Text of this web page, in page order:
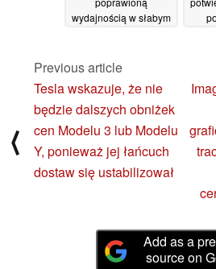
wydajnością w słabym
⟨
Previous article
Tesla wskazuje, że nie
będzie dalszych obniżek
cen Modelu 3 lub Modelu
Y, ponieważ jej łańcuch
dostaw się ustabilizował
Add as a
source on